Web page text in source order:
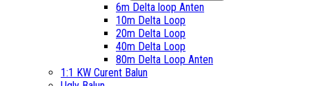
6m Delta loop Anten
10m Delta Loop
20m Delta Loop
40m Delta Loop
80m Delta Loop Anten
1:1 KW Curent Balun